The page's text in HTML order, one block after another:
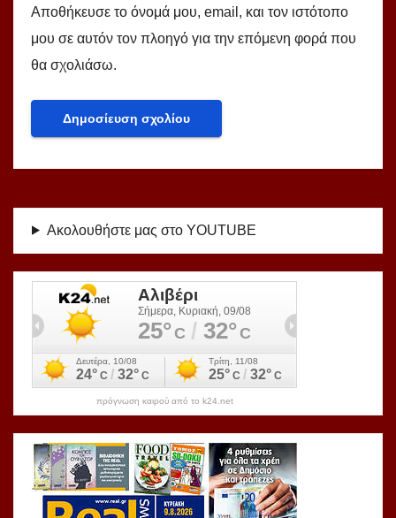
Αποθήκευσε το όνομά μου, email, και τον ιστότοπο
μου σε αυτόν τον πλοηγό για την επόμενη φορά που
θα σχολιάσω.
Ακολουθήστε μας στο YOUTUBE
πρόγνωση καιρού από το k24.net